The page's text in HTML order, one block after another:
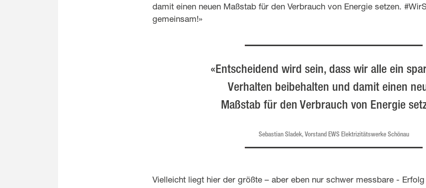
damit einen neuen Maßstab für den Verbrauch von Energie setzen.
gemeinsam!»
«Entscheidend wird sein, dass wir alle ein
Verhalten beibehalten und damit einen
Maßstab für den Verbrauch von Energie
Sebastian Sladek, Vorstand EWS Elektrizitätswerke Schönau
Vielleicht liegt hier der größte – aber eben nur schwer messbare -